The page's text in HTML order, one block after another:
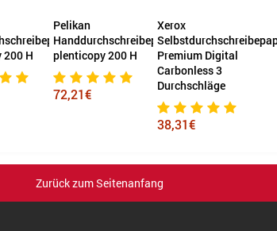
H
Pelikan
Handdurchschreibepapier
plenticopy 200 H
72,21€
Xerox
Premium Digital
Carbonless 3
Durchschläge
38,31€
Zurück zum Seitenanfang